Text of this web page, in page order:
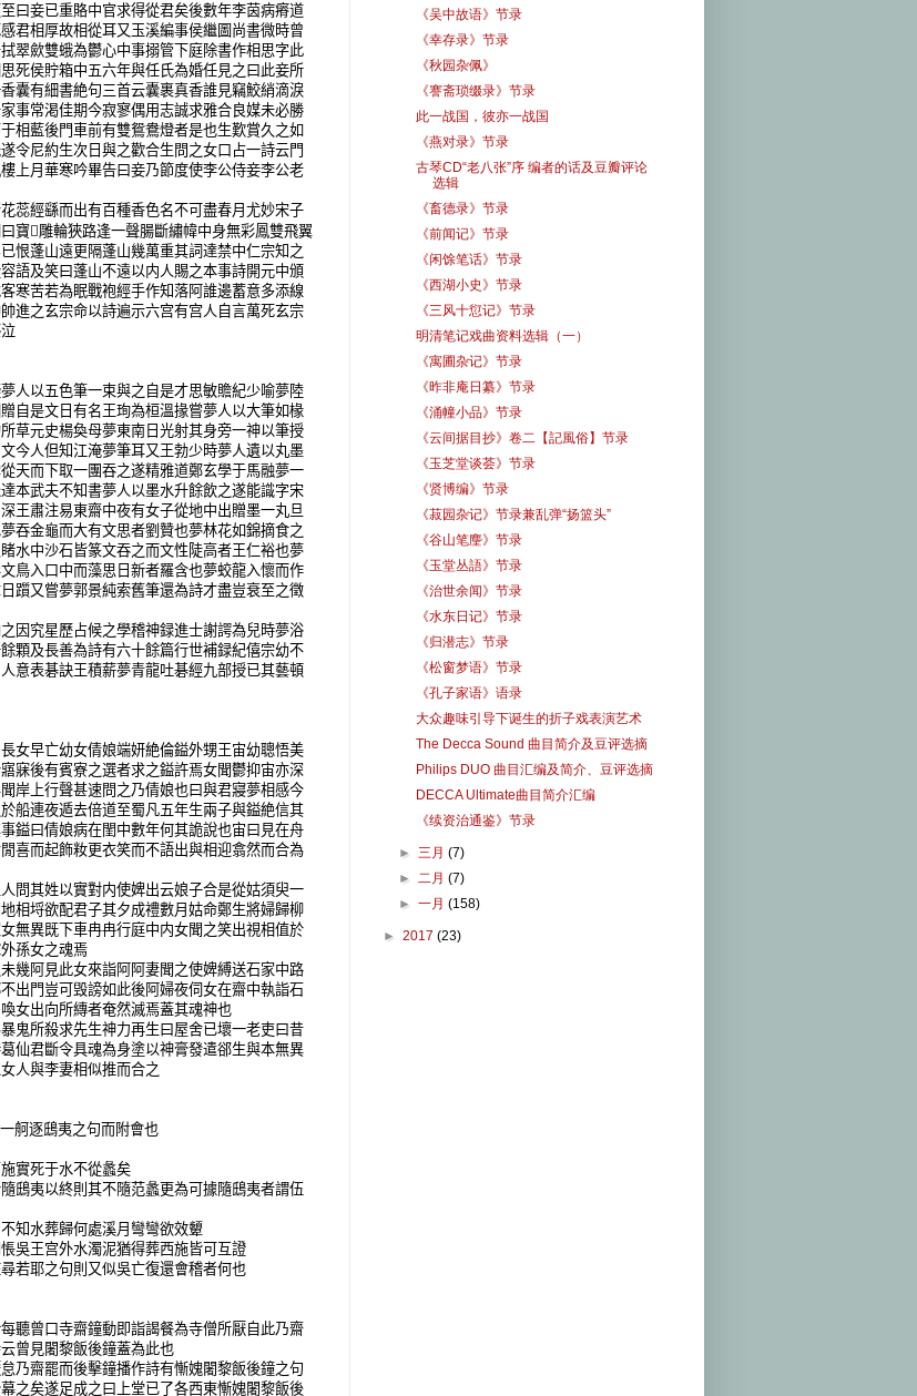
曰妾已重賂中官求得從君矣後數年李茵病瘠道
君相厚故相從耳又玉溪編事侯繼圖尚書微時曾
翠歛雙蛾為鬱心中事搦管下庭除書作相思字此
死侯貯箱中五六年與任氏為婚任見之曰此妾所
囊有細書絶句三首云囊裹真香誰見竊鮫綃滴淚
事常渇佳期今寂寥偶用志誠求雅合良媒未必勝
相藍後門車前有雙鴛鴦燈者是也生歎賞久之如
令尼約生次日與之歡合生問之女口占一詩云門
上月華寒吟畢告曰妾乃節度使李公侍妾李公老
經繇而出有百種香色名不可盡春月尤妙宋子
寶 雕輪狹路逢一聲腸斷繡幃中身無彩鳳雙飛翼
恨蓬山遠更隔蓬山幾萬重其詞達禁中仁宗知之
語及笑曰蓬山不遠以内人賜之本事詩開元中頒
寒苦若為眠戰袍經手作知落阿誰邊蓄意多添線
進之玄宗命以詩遍示六宫有宫人自言萬死玄宗
以五色筆一束與之自是才思敏贍紀少喻夢陸
自是文日有名王珣為桓溫掾嘗夢人以大筆如椽
草元史楊奐母夢東南日光射其身旁一神以筆授
今人但知江淹夢筆耳又王勃少時夢人遺以丸墨
天而下取一團吞之遂精雅道鄭玄學于馬融夢一
本武夫不知書夢人以墨水升餘飲之遂能識字宋
王肅注易東齋中夜有女子從地中出贈墨一丸旦
吞金龜而大有文思者劉贊也夢林花如錦摘食之
水中沙石皆篆文吞之而文性陡高者王仁裕也夢
鳥入口中而藻思日新者羅含也夢蛟龍入懷而作
躓又嘗夢郭景純索舊筆還為詩才盡豈衰至之徵
究星歷占候之學稽神録進士謝諤為兒時夢浴
顆及長善為詩有六十餘篇行世補録紀僖宗幼不
意表碁訣王積薪夢青龍吐碁經九部授已其藝頓
早亡幼女倩娘端妍絶倫鎰外甥王宙幼聰悟美
寐後有賓寮之選者求之鎰許焉女聞鬱抑宙亦深
岸上行聲甚速問之乃倩娘也曰與君寢夢相感今
船連夜遁去倍道至蜀凡五年生兩子與鎰絶信其
鎰曰倩娘病在閨中數年何其詭說也宙曰見在舟
喜而起飾籹更衣笑而不語出與相迎翕然而合為
問其姓以實對内使婢出云娘子合是從姑須臾一
相埒欲配君子其夕成禮數月姑命鄭生將婦歸柳
無異既下車冉冉行庭中内女聞之笑出視相值於
孫女之魂焉
幾阿見此女來詣阿阿妻聞之使婢縛送石家中路
出門豈可毁謗如此後阿婦夜伺女在齋中執詣石
女出向所縳者奄然滅焉蓋其魂神也
鬼所殺求先生神力再生曰屋舍已壞一老吏曰昔
仙君斷令具魂為身塗以神膏發遣郤生與本無異
人與李妻相似推而合之
舸逐鴟夷之句而附會也
實死于水不從蠡矣
鴟夷以終則其不隨范蠡更為可據隨鴟夷者謂伍
知水葬歸何處溪月彎彎欲效顰
吳王宫外水濁泥猶得葬西施皆可互證
若耶之句則又似吳亡復還會稽者何也
曾口寺齋鐘動即詣謁餐為寺僧所厭自此乃齋
曾見闍黎飯後鐘蓋為此也
乃齋罷而後擊鐘播作詩有慚媿闍黎飯後鐘之句
之矣遂足成之曰上堂已了各西東慚媿闍黎飯後
《吴中故语》节录
《幸存录》节录
《秋园杂佩》
《謇斋琐缀录》节录
此一战国，彼亦一战国
《燕对录》节录
古琴CD“老八张”序 编者的话及豆瓣评论
选辑
《畜德录》节录
《前闻记》节录
《闲馀笔话》节录
《西湖小史》节录
《三风十愆记》节录
明清笔记戏曲资料选辑（一）
《寓圃杂记》节录
《昨非庵日纂》节录
《涌幢小品》节录
《云间据目抄》卷二【記風俗】节录
《玉芝堂谈荟》节录
《贤博编》节录
《菽园杂记》节录兼乱弹“扬篮头”
《谷山笔麈》节录
《玉堂丛語》节录
《治世余闻》节录
《水东日记》节录
《归潜志》节录
《松窗梦语》节录
《孔子家语》语录
大众趣味引导下诞生的折子戏表演艺术
The Decca Sound 曲目简介及豆评选摘
Philips DUO 曲目汇编及简介、豆评选摘
DECCA Ultimate曲目简介汇编
《续资治通鉴》节录
►三月(7)
►二月(7)
►一月(158)
► 2017 (23)